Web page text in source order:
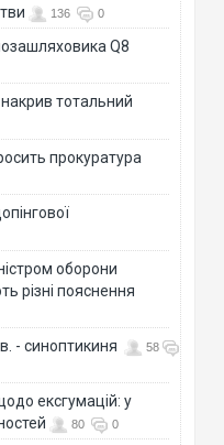
136 0
Q8
тотальний
прокуратура
оборони
різні пояснення
- синоптикиня
58
ексгумацій: у
80 0